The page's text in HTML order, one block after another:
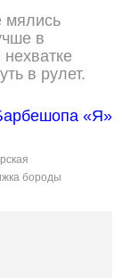
мялись
в
в рулет.
«Я»
бороды